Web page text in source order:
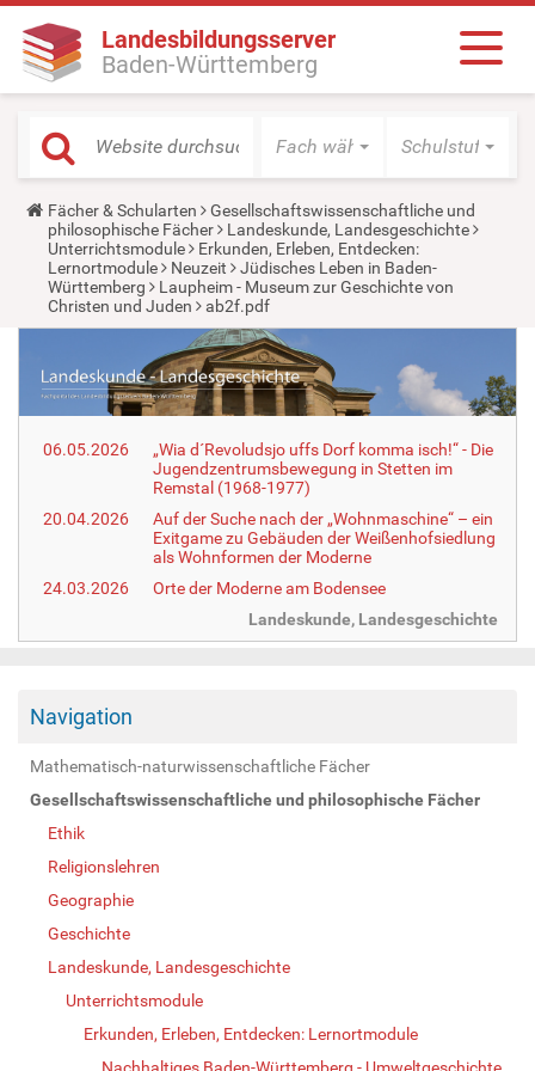
Landesbildungsserver
Baden-Württemberg
Fach wählen Schulstufe
Y
o
u
a
r
e
h
e
:
Fächer & Schularten
Gesellschaftswissenschaftliche und
philosophische Fächer
Landeskunde, Landesgeschichte
Unterrichtsmodule
Erkunden, Erleben, Entdecken:
Lernortmodule
Neuzeit
Jüdisches Leben in Baden-
Württemberg
Laupheim - Museum zur Geschichte von
Christen und Juden
ab2f.pdf
06.05.2026
„Wia d´Revoludsjo uffs Dorf komma isch!“ - Die
Jugendzentrumsbewegung in Stetten im
Remstal (1968-1977)
20.04.2026
Auf der Suche nach der „Wohnmaschine“ – ein
Exitgame zu Gebäuden der Weißenhofsiedlung
als Wohnformen der Moderne
24.03.2026
Orte der Moderne am Bodensee
Landeskunde, Landesgeschichte
Navigation
Mathematisch-naturwissenschaftliche Fächer
Gesellschaftswissenschaftliche und philosophische Fächer
Ethik
Religionslehren
Geographie
Geschichte
Landeskunde, Landesgeschichte
Unterrichtsmodule
Erkunden, Erleben, Entdecken: Lernortmodule